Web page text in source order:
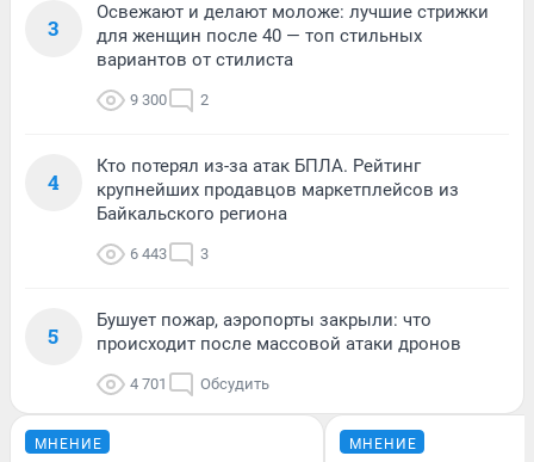
3
Освежают и делают моложе: лучшие стрижки
для женщин после 40 — топ стильных
вариантов от стилиста
9 300 2
4
Кто потерял из-за атак БПЛА. Рейтинг
крупнейших продавцов маркетплейсов из
Байкальского региона
6 443 3
5
Бушует пожар, аэропорты закрыли: что
происходит после массовой атаки дронов
4 701 Обсудить
МНЕНИЕ МНЕНИЕ